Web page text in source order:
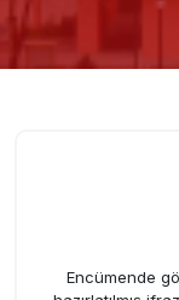
Encümende